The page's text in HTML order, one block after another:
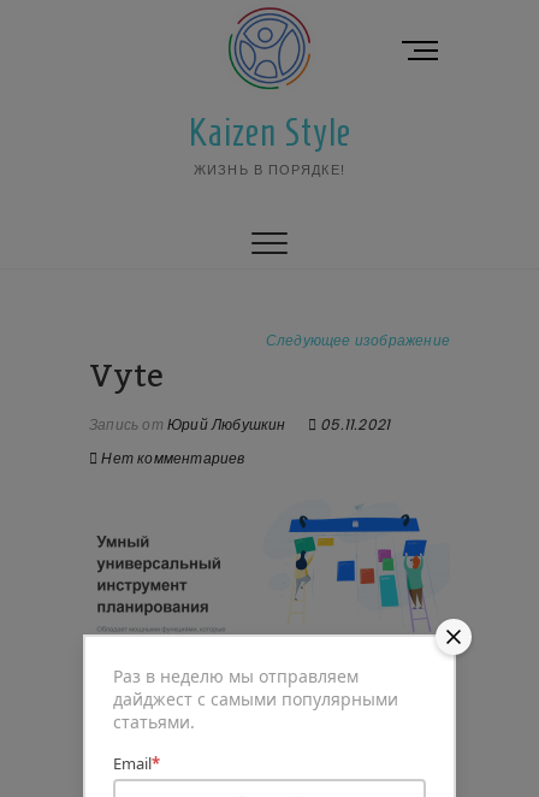
Kaizen Style
ЖИЗНЬ В ПОРЯДКЕ!
К
Следующее изображение
Vyte
Запись от Юрий Любушкин
05.11.2021
Нет комментариев
Раз в неделю мы отправляем
дайджест с самыми популярными
статьями.
Email*